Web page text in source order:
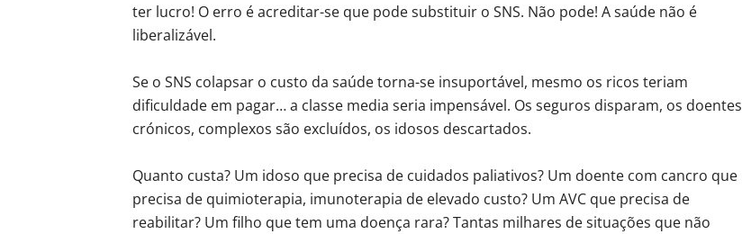
ter lucro! O erro é acreditar-se que pode substituir o SNS. Não pode! A saúde não é
liberalizável.
Se o SNS colapsar o custo da saúde torna-se insuportável, mesmo os ricos teriam
dificuldade em pagar… a classe media seria impensável. Os seguros disparam, os doentes
crónicos, complexos são excluídos, os idosos descartados.
Quanto custa? Um idoso que precisa de cuidados paliativos? Um doente com cancro que
precisa de quimioterapia, imunoterapia de elevado custo? Um AVC que precisa de
reabilitar? Um filho que tem uma doença rara? Tantas milhares de situações que não